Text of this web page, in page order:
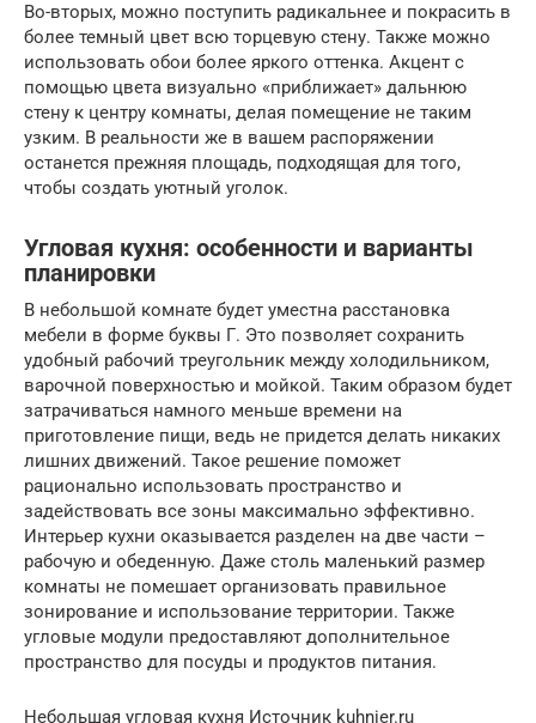
Во-вторых, можно поступить радикальнее и покрасить в
более темный цвет всю торцевую стену. Также можно
использовать обои более яркого оттенка. Акцент с
помощью цвета визуально «приближает» дальнюю
стену к центру комнаты, делая помещение не таким
узким. В реальности же в вашем распоряжении
останется прежняя площадь, подходящая для того,
чтобы создать уютный уголок.
Угловая кухня: особенности и варианты
планировки
В небольшой комнате будет уместна расстановка
мебели в форме буквы Г. Это позволяет сохранить
удобный рабочий треугольник между холодильником,
варочной поверхностью и мойкой. Таким образом будет
затрачиваться намного меньше времени на
приготовление пищи, ведь не придется делать никаких
лишних движений. Такое решение поможет
рационально использовать пространство и
задействовать все зоны максимально эффективно.
Интерьер кухни оказывается разделен на две части –
рабочую и обеденную. Даже столь маленький размер
комнаты не помешает организовать правильное
зонирование и использование территории. Также
угловые модули предоставляют дополнительное
пространство для посуды и продуктов питания.
Небольшая угловая кухня Источник kuhnier.ru